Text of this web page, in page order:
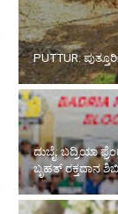
PUTTUR:
ದುಬೈ: ಬದ್ರಿಯಾ
ಬೃಹತ್ ರಕ್ತದಾನ